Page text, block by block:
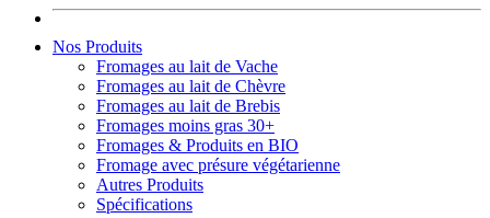
Nos Produits
Fromages au lait de Vache
Fromages au lait de Chèvre
Fromages au lait de Brebis
Fromages moins gras 30+
Fromages & Produits en BIO
Fromage avec présure végétarienne
Autres Produits
Spécifications